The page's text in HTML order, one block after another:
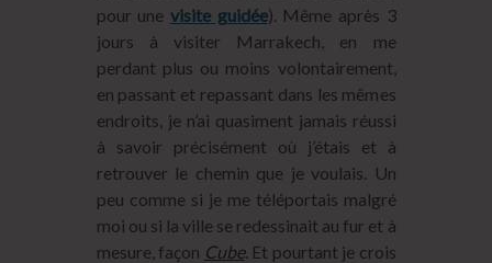
pour une visite guidée). Même après 3
jours à visiter Marrakech, en me
perdant plus ou moins volontairement,
en passant et repassant dans les mêmes
endroits, je n’ai quasiment jamais réussi
à savoir précisément où j’étais et à
retrouver le chemin que je voulais. Un
peu comme si je me téléportais malgré
moi ou si la ville se redessinait au fur et à
mesure, façon Cube. Et pourtant je crois